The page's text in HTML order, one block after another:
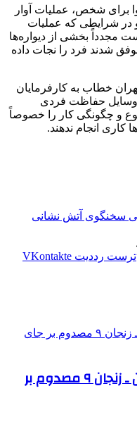
برای شخص، عملیات آوار
در شرایطی که عملیات
مجدداً بخشی از دیواره‌ها
شدند فرد را نجات داده
خطاب به کارفرمایان
وسایل حفاظت فردی
نوع و چگونگی کار را خصوصاً
کاری انجام ندهند.
سخنگوی آتش نشانی
‫رددیت ‫VKontakte
تصادف زنجیره‌ای در آزادراه قزوین ـ زنجان ۹ مصدوم بر